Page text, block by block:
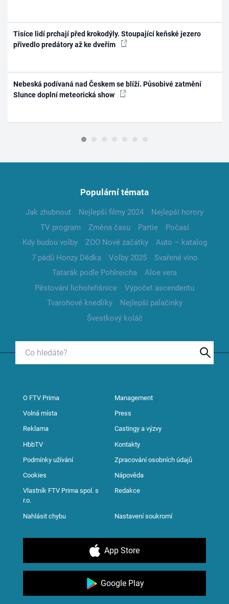
Tisíce lidí prchají před krokodýly. Stoupající keňské jezero
přivedlo predátory až ke dveřím
Nebeská podívaná nad Českem se blíží. Působivé zatmění
Slunce doplní meteorická show
Populární témata
Jak zhubnout Nejlepší filmy 2024
Nejlepší horory
TV program
Změna času Partie
Počasí
Kdy budou volby
ZOO Nové začátky
Auto – katalog
7 pádů Honzy Dědka
Volby 2025
Svařené víno
Tatarák podle Pohlreicha
Aloe vera
Pěstování lichořeřišnice
Výpočet ascendentu
Tvarohové knedlíky
Nejlepší palačinky
Švestkový koláč
O FTV Prima Management
Volná místa Press
Reklama Castingy a výzvy
HbbTV Kontakty
Podmínky užívání Zpracování osobních údajů
Cookies Nápověda
Vlastník FTV Prima spol. s
r.o.
Redakce
Nahlásit chybu Nastavení soukromí
App Store
Google Play